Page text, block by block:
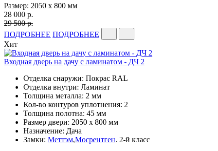
Размер: 2050 x 800 мм
28 000 р.
29 500 р.
ПОДРОБНЕЕ ПОДРОБНЕЕ
Хит
Входная дверь на дачу с ламинатом - ДЧ 2
Отделка снаружи: Покрас RAL
Отделка внутри: Ламинат
Толщина металла: 2 мм
Кол-во контуров уплотнения: 2
Толщина полотна: 45 мм
Размер двери: 2050 x 800 мм
Назначение: Дача
Замки: Меттэм,Мосрентген. 2-й класс